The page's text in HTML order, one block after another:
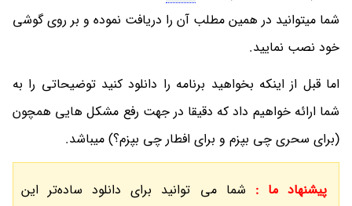
شما میتوانید در همین مطلب آن را دریافت نموده و بر روی گوشی
خود نصب نمایید.
اما قبل از اینکه بخواهید برنامه را دانلود کنید توضیحاتی را به
شما ارائه خواهیم داد که دقیقا در جهت رفع مشکل هایی همچون
(برای سحری چی بپزم و برای افطار چی بپزم؟) میباشد.
پیشنهاد ما : شما می توانید برای دانلود ساده‌تر این